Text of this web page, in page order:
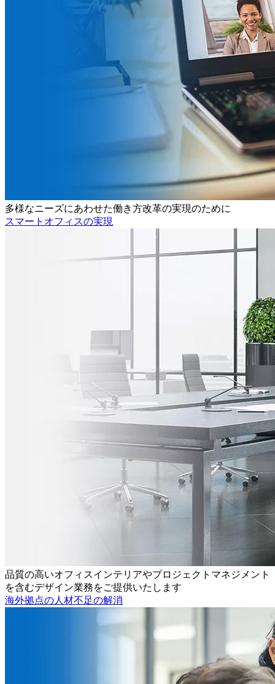
多様なニーズにあわせた働き方改革の実現のために
スマートオフィスの実現
品質の高いオフィスインテリアやプロジェクトマネジメント
を含むデザイン業務をご提供いたします
海外拠点の人材不足の解消